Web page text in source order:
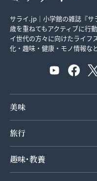
サライ.jp｜小学館の雑誌『サ
歳を重ねてもアクティブに行
イ世代の方々に向けたライフ
化・趣味・健康・モノ情報な
美味
旅行
趣味･教養